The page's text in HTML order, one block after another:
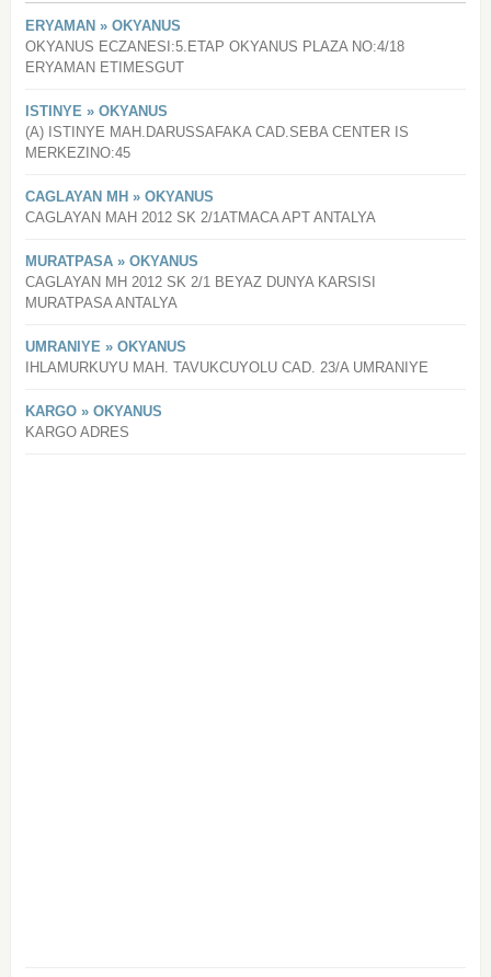
ERYAMAN » OKYANUS
OKYANUS ECZANESI:5.ETAP OKYANUS PLAZA NO:4/18
ERYAMAN ETIMESGUT
ISTINYE » OKYANUS
(A) ISTINYE MAH.DARUSSAFAKA CAD.SEBA CENTER IS
MERKEZINO:45
CAGLAYAN MH » OKYANUS
CAGLAYAN MAH 2012 SK 2/1ATMACA APT ANTALYA
MURATPASA » OKYANUS
CAGLAYAN MH 2012 SK 2/1 BEYAZ DUNYA KARSISI
MURATPASA ANTALYA
UMRANIYE » OKYANUS
IHLAMURKUYU MAH. TAVUKCUYOLU CAD. 23/A UMRANIYE
KARGO » OKYANUS
KARGO ADRES